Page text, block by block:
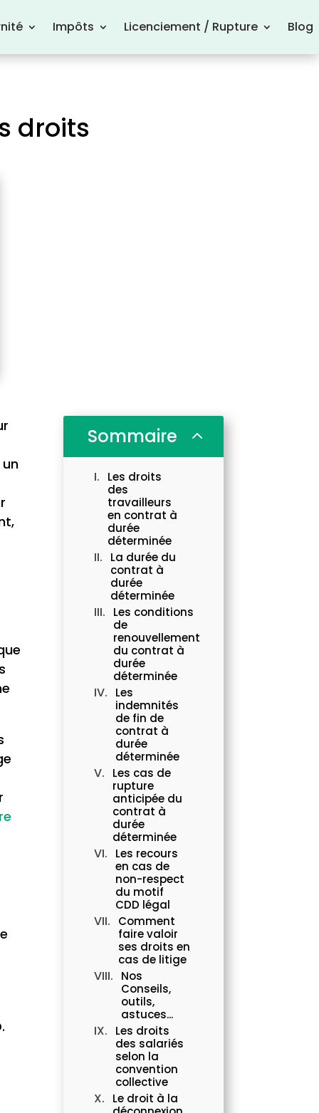
Impôts Licenciement / Rupture Blog
droits
Sommaire 2
Les droits
des
travailleurs
en contrat à
durée
déterminée
La durée du
contrat à
durée
déterminée
Les conditions
de
renouvellement
du contrat à
durée
déterminée
Les
indemnités
de fin de
contrat à
durée
déterminée
Les cas de
rupture
anticipée du
contrat à
durée
déterminée
Les recours
en cas de
non-respect
du motif
CDD légal
Comment
faire valoir
ses droits en
cas de litige
Nos
Conseils,
outils,
astuces...
Les droits
des salariés
selon la
convention
collective
Le droit à la